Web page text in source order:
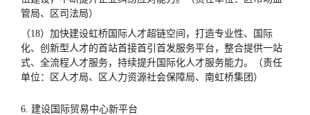
管局、区司法局）
（18）加快建设虹桥国际人才超链空间，打造专业性、国际
化、创新型人才的首站首接首引首发服务平台，整合提供一站
式、全流程人才服务，持续提升国际化人才服务能力。（责任
单位：区人才局、区人力资源社会保障局、南虹桥集团）
6. 建设国际贸易中心新平台